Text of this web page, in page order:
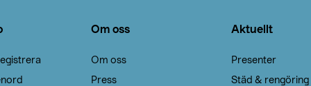
Om oss
Om oss
Press
Aktuellt
Presenter
Städ & rengöring